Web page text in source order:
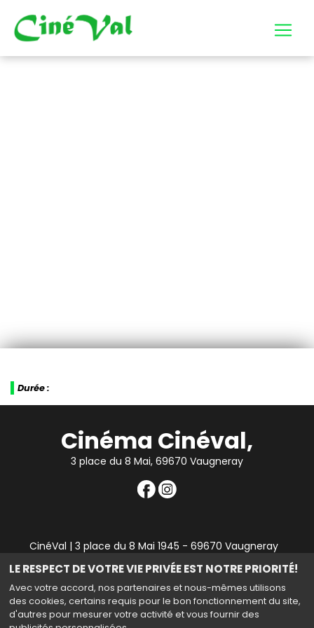
LE RESPECT DE VOTRE VIE PRIVÉE EST NOTRE PRIORITÉ!
Avec votre accord, nos partenaires et nous-mêmes utilisons
des cookies, certains requis pour le bon fonctionnement du site,
d'autres pour mesurer votre activité et vous fournir des
Durée :
Cinéma Cinéval,
3 place du 8 Mai, 69670 Vaugneray
CinéVal | 3 place du 8 Mai 1945 - 69670 Vaugneray
|Mentions légales|Contact|RGPD| Tel : 04 78 45 94